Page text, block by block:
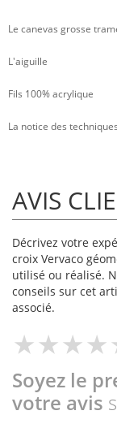
Le canevas grosse
L'aiguille
Fils 100% acrylique
La notice des
AVIS
Décrivez votre
croix Vervaco
utilisé ou réalisé.
conseils sur cet
associé.
Soyez le
votre avis